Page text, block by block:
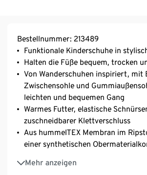
Bestellnummer: 213489
Funktionale Kinderschuhe in
Halten die Füße bequem, trocken
Von Wanderschuhen inspiriert, mit
Zwischensohle und
leichten und bequemen Gang
Warmes Futter, elastische
zuschneidbarer Klettverschluss
Aus hummelTEX Membran im
einer synthetischen
Mehr anzeigen
Normale Weite. 1–1,5 cm